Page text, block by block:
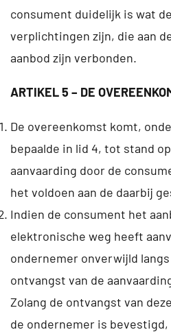
consument duidelijk is wat
verplichtingen zijn, die aan
aanbod zijn verbonden.
ARTIKEL 5 – DE
De overeenkomst komt,
bepaalde in lid 4, tot stand
aanvaarding door de
het voldoen aan de daarbij
Indien de consument het
elektronische weg heeft
ondernemer onverwijld
ontvangst van de
Zolang de ontvangst van
de ondernemer is